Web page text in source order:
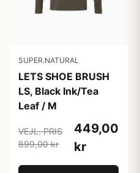
SUPER.NATURAL
LETS SHOE BRUSH
LS, Black Ink/Tea
Leaf / M
VEJL. PRIS
899,00 kr
449,00
kr